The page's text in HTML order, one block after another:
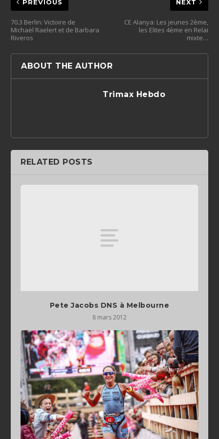
PREVIOUS
70.3 Berlin: Victoire de
Michaël Raelert et de Barbara
Riveros
NEXT
CE Alanya: Les jeunes 2ème,
les Elites 4ème en Relai
mixte…
ABOUT THE AUTHOR
Trimax Hebdo
RELATED POSTS
Pete Jacobs DNS à Melbourne
8 mars 2012